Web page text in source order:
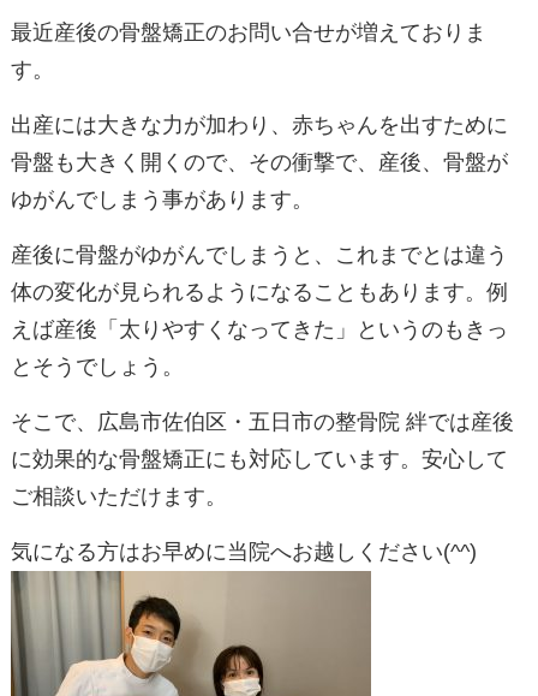
最近産後の骨盤矯正のお問い合せが増えておりま
す。
出産には大きな力が加わり、赤ちゃんを出すために
骨盤も大きく開くので、その衝撃で、産後、骨盤が
ゆがんでしまう事があります。
産後に骨盤がゆがんでしまうと、これまでとは違う
体の変化が見られるようになることもあります。例
えば産後「太りやすくなってきた」というのもきっ
とそうでしょう。
そこで、広島市佐伯区・五日市の整骨院 絆では産後
に効果的な骨盤矯正にも対応しています。安心して
ご相談いただけます。
気になる方はお早めに当院へお越しください(^^)